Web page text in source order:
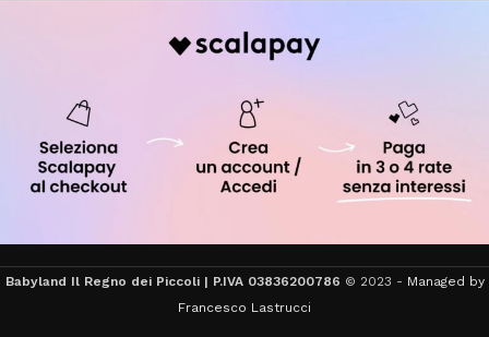
Babyland Il Regno dei Piccoli | P.IVA 03836200786 © 2023 - Managed by
Francesco Lastrucci